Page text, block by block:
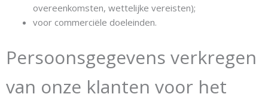
overeenkomsten, wettelijke vereisten);
voor commerciële doeleinden.
Persoonsgegevens verkregen
van onze klanten voor het